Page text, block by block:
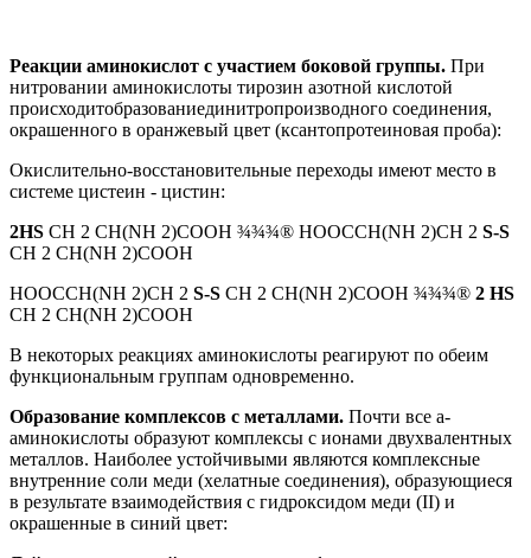
Реакции аминокислот с участием боковой группы. При
нитровании аминокислоты тирозин азотной кислотой
происходитобразованиединитропроизводного соединения,
окрашенного в оранжевый цвет (ксантопротеиновая проба):
Окислительно-восстановительные переходы имеют место в
системе цистеин - цистин:
2НS CH 2 CH(NH 2)COOH ¾¾¾® HOOCCH(NH 2)CH 2 S-S
CH 2 CH(NH 2)COOH
HOOCCH(NH 2)CH 2 S-S CH 2 CH(NH 2)COOH ¾¾¾® 2 НS
CH 2 CH(NH 2)COOH
В некоторых реакциях аминокислоты реагируют по обеим
функциональным группам одновременно.
Образование комплексов с металлами. Почти все a-
аминокислоты образуют комплексы с ионами двухвалентных
металлов. Наиболее устойчивыми являются комплексные
внутренние соли меди (хелатные соединения), образующиеся
в результате взаимодействия с гидроксидом меди (II) и
окрашенные в синий цвет: